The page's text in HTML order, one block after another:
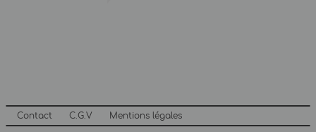
Contact C.G.V Mentions légales